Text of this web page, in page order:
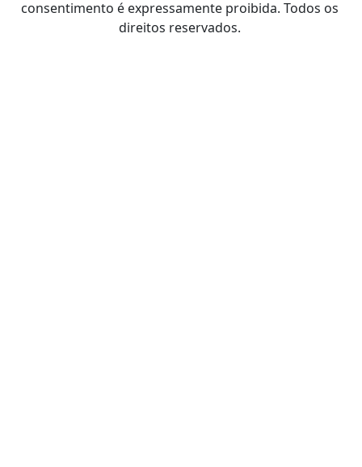
consentimento é expressamente proibida. Todos os
direitos reservados.